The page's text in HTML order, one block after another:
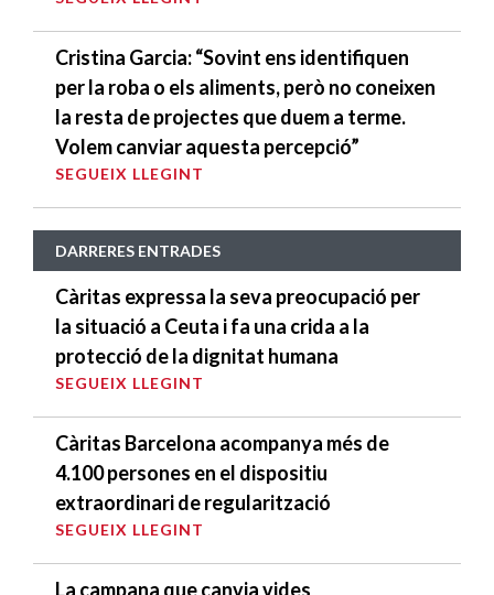
Cristina Garcia: “Sovint ens identifiquen
per la roba o els aliments, però no coneixen
la resta de projectes que duem a terme.
Volem canviar aquesta percepció”
SEGUEIX LLEGINT
DARRERES ENTRADES
Càritas expressa la seva preocupació per
la situació a Ceuta i fa una crida a la
protecció de la dignitat humana
SEGUEIX LLEGINT
Càritas Barcelona acompanya més de
4.100 persones en el dispositiu
extraordinari de regularització
SEGUEIX LLEGINT
La campana que canvia vides